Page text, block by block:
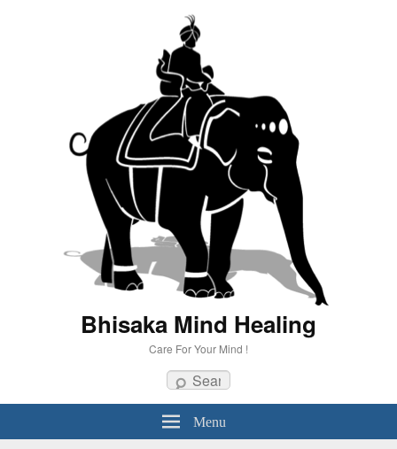
Bhisaka Mind Healing
Care For Your Mind !
Search
Menu